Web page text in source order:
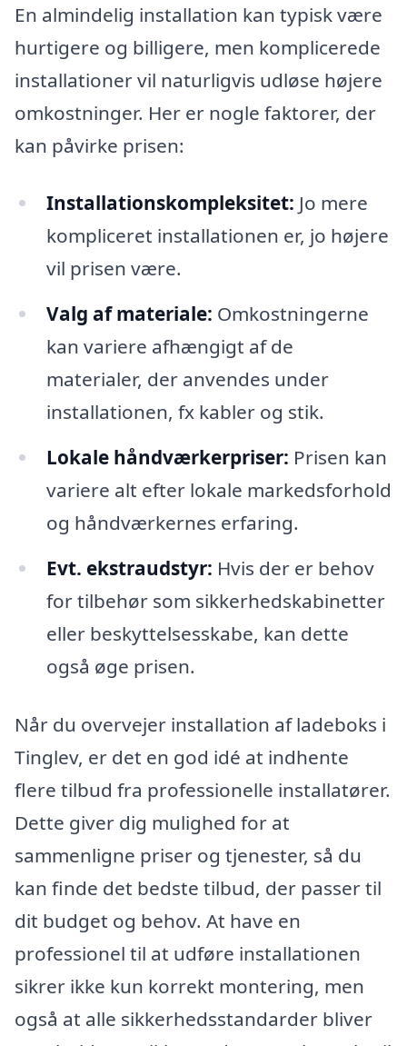
En almindelig installation kan typisk være
hurtigere og billigere, men komplicerede
installationer vil naturligvis udløse højere
omkostninger. Her er nogle faktorer, der
kan påvirke prisen:
Installationskompleksitet: Jo mere
kompliceret installationen er, jo højere
vil prisen være.
Valg af materiale: Omkostningerne
kan variere afhængigt af de
materialer, der anvendes under
installationen, fx kabler og stik.
Lokale håndværkerpriser: Prisen kan
variere alt efter lokale markedsforhold
og håndværkernes erfaring.
Evt. ekstraudstyr: Hvis der er behov
for tilbehør som sikkerhedskabinetter
eller beskyttelsesskabe, kan dette
også øge prisen.
Når du overvejer installation af ladeboks i
Tinglev, er det en god idé at indhente
flere tilbud fra professionelle installatører.
Dette giver dig mulighed for at
sammenligne priser og tjenester, så du
kan finde det bedste tilbud, der passer til
dit budget og behov. At have en
professionel til at udføre installationen
sikrer ikke kun korrekt montering, men
også at alle sikkerhedsstandarder bliver